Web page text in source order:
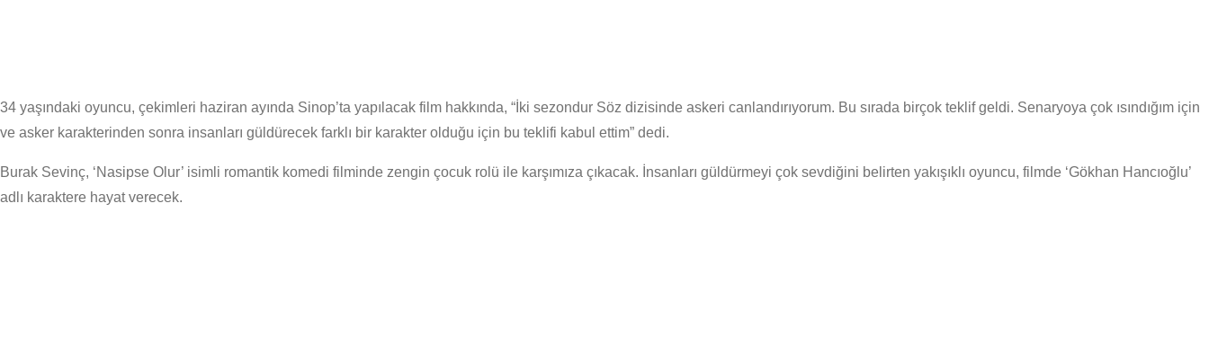
34 yaşındaki oyuncu, çekimleri haziran ayında Sinop’ta yapılacak film hakkında, “İki sezondur Söz dizisinde askeri canlandırıyorum. Bu sırada birçok teklif geldi. Senaryoya çok ısındığım için
ve asker karakterinden sonra insanları güldürecek farklı bir karakter olduğu için bu teklifi kabul ettim” dedi.
Burak Sevinç, ‘Nasipse Olur’ isimli romantik komedi filminde zengin çocuk rolü ile karşımıza çıkacak. İnsanları güldürmeyi çok sevdiğini belirten yakışıklı oyuncu, filmde ‘Gökhan Hancıoğlu’
adlı karaktere hayat verecek.